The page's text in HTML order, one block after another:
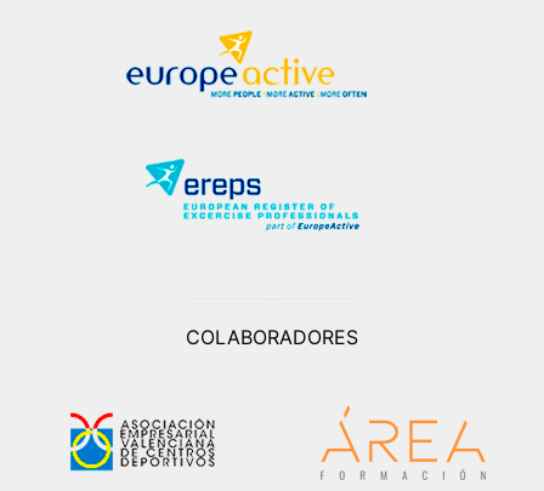
COLABORADORES